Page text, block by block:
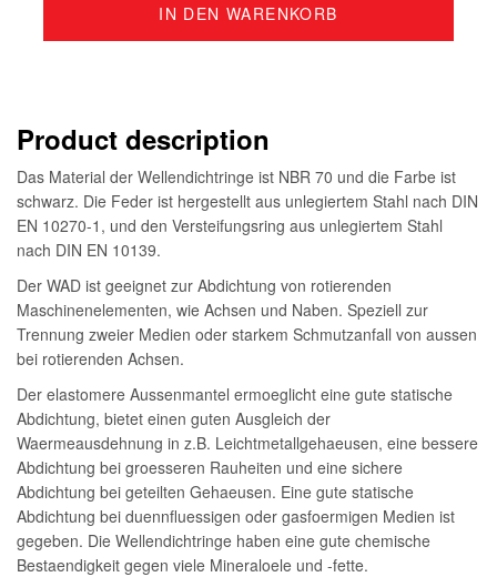
IN DEN WARENKORB
Product description
Das Material der Wellendichtringe ist NBR 70 und die Farbe ist
schwarz. Die Feder ist hergestellt aus unlegiertem Stahl nach DIN
EN 10270-1, und den Versteifungsring aus unlegiertem Stahl
nach DIN EN 10139.
Der WAD ist geeignet zur Abdichtung von rotierenden
Maschinenelementen, wie Achsen und Naben. Speziell zur
Trennung zweier Medien oder starkem Schmutzanfall von aussen
bei rotierenden Achsen.
Der elastomere Aussenmantel ermoeglicht eine gute statische
Abdichtung, bietet einen guten Ausgleich der
Waermeausdehnung in z.B. Leichtmetallgehaeusen, eine bessere
Abdichtung bei groesseren Rauheiten und eine sichere
Abdichtung bei geteilten Gehaeusen. Eine gute statische
Abdichtung bei duennfluessigen oder gasfoermigen Medien ist
gegeben. Die Wellendichtringe haben eine gute chemische
Bestaendigkeit gegen viele Mineraloele und -fette.